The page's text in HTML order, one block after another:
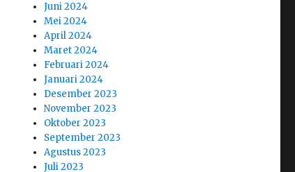
Juni 2024
Mei 2024
April 2024
Maret 2024
Februari 2024
Januari 2024
Desember 2023
November 2023
Oktober 2023
September 2023
Agustus 2023
Juli 2023